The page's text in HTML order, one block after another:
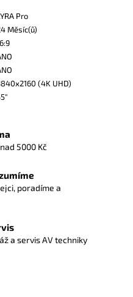
Pro
Měsíc(ů)
(4K UHD)
5000 Kč
poradíme a
a servis AV techniky